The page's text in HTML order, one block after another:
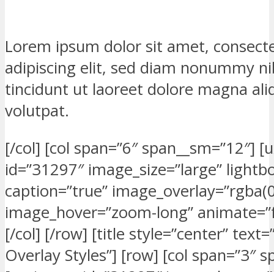
Lorem ipsum dolor sit amet,
adipiscing elit, sed diam nonummy
tincidunt ut laoreet dolore magna
volutpat.
[/col] [col span=”6″ span__sm=”12″]
id=”31297″ image_size=”large”
caption=”true”
image_hover=”zoom-long”
[/col] [/row] [title style=”center”
Overlay Styles”] [row] [col span=”3″